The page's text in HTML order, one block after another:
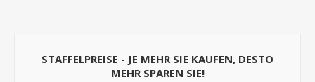
STAFFELPREISE - JE MEHR SIE KAUFEN, DESTO
MEHR SPAREN SIE!